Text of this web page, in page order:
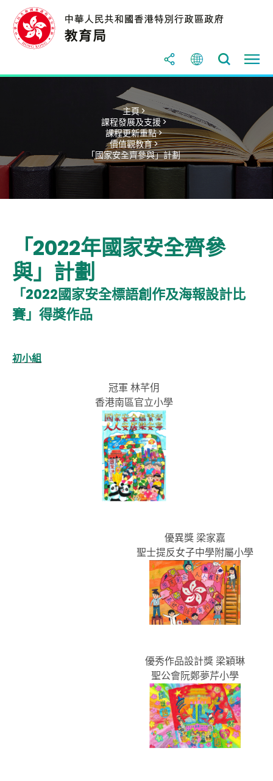
主頁 >
課程發展及支援 >
課程更新重點 >
價值觀教育 >
「國家安全齊參與」計劃
「2022年國家安全齊參
與」計劃
「2022國家安全標語創作及海報設計比
賽」得獎作品
初小組
冠軍 林芊仴
香港南區官立小學
優異獎 梁家嘉
聖士提反女子中學附屬小學
優秀作品設計獎 梁穎琳
聖公會阮鄭夢芹小學